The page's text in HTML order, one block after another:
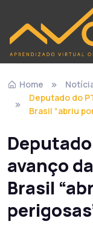
Home
Deputado do
Brasil “abriu
avanço
Brasil